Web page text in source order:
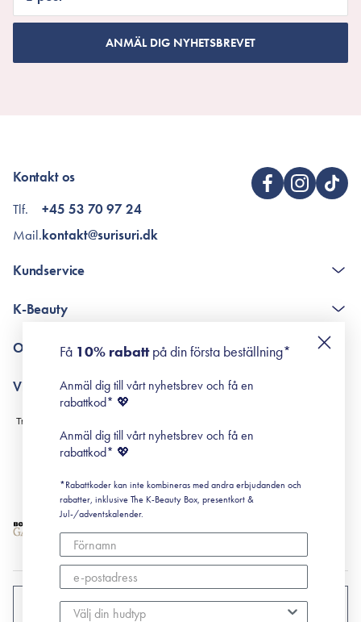
ANMÄL DIG NYHETSBREVET
Kontakt os
Tlf.
Mail.
+45 53 70 97 24
kontakt@surisuri.dk
Kundservice
Poängshop - frågor och svar
K-Beauty
Retinol för nybörjare
Om Surisuri
Black Friday
Villkor
Leverans & Retur
Köpvillkor
Prenumerationsvillkor
Cookiepolicy
SVERIGE
Få 10% rabattpå din första beställning*
Anmäl dig till vårt nyhetsbrev och få en
rabattkod* 💖
Anmäl dig till vårt nyhetsbrev och få en
rabattkod* 💖
*Rabattkoder kan inte kombineras med andra erbjudanden och
rabatter, inklusive The K-Beauty Box, presentkort &
Jul-/adventskalender.